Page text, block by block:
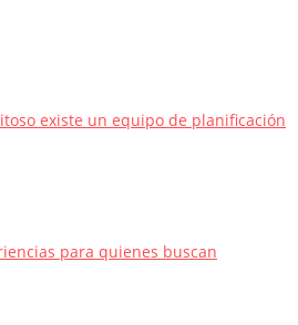
existe un equipo de planificación
para quienes buscan